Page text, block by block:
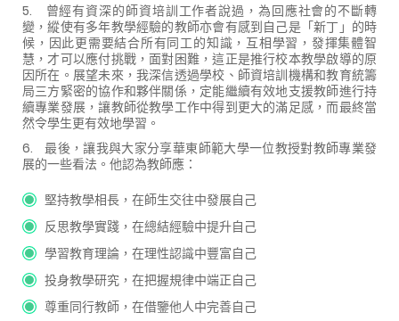
5. 曾經有資深的師資培訓工作者說過，為回應社會的不斷轉
變，縱使有多年教學經驗的教師亦會有感到自己是「新丁」的時
候，因此更需要結合所有同工的知識，互相學習，發揮集體智
慧，才可以應付挑戰，面對困難，這正是推行校本教學啟導的原
因所在。展望未來，我深信透過學校、師資培訓機構和教育統籌
局三方緊密的協作和夥伴關係，定能繼續有效地支援教師進行持
續專業發展，讓教師從教學工作中得到更大的滿足感，而最終當
然令學生更有效地學習。
6. 最後，讓我與大家分享華東師範大學一位教授對教師專業發
展的一些看法。他認為教師應：
堅持教學相長，在師生交往中發展自己
反思教學實踐，在總結經驗中提升自己
學習教育理論，在理性認識中豐富自己
投身教學研究，在把握規律中端正自己
尊重同行教師，在借鑒他人中完善自己